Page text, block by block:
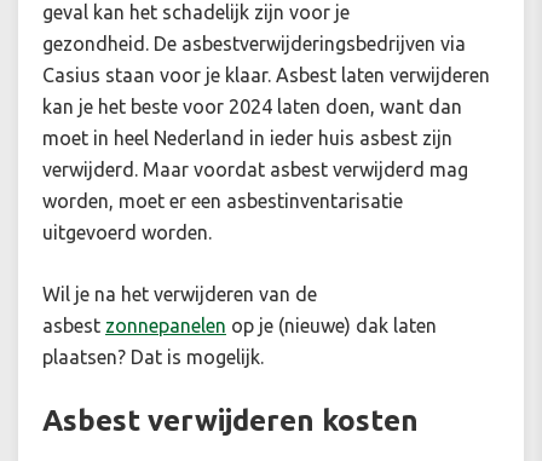
geval kan het schadelijk zijn voor je
gezondheid. De asbestverwijderingsbedrijven via
Casius staan voor je klaar. Asbest laten verwijderen
kan je het beste voor 2024 laten doen, want dan
moet in heel Nederland in ieder huis asbest zijn
verwijderd. Maar voordat asbest verwijderd mag
worden, moet er een asbestinventarisatie
uitgevoerd worden.
Wil je na het verwijderen van de
asbest zonnepanelen op je (nieuwe) dak laten
plaatsen? Dat is mogelijk.
Asbest verwijderen kosten